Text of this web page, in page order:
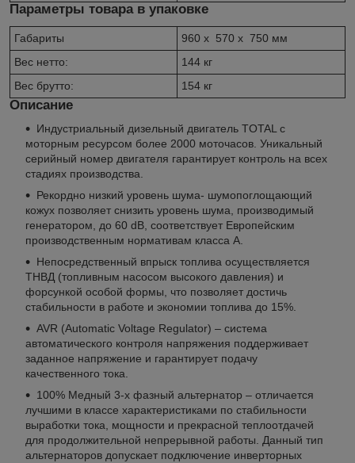
Параметры товара в упаковке
Габариты
960 x 570 x 750 мм
Вес нетто:
144 кг
Вес брутто:
154 кг
Описание
Индустриальный дизельный двигатель TOTAL с
моторным ресурсом более 2000 моточасов. Уникальный
серийный номер двигателя гарантирует контроль на всех
стадиях производства.
Рекордно низкий уровень шума- шумопоглощающий
кожух позволяет снизить уровень шума, производимый
генератором, до 60 dB, соответствует Европейским
производственным нормативам класса A.
Непосредственный впрыск топлива осуществляется
ТНВД (топливным насосом высокого давления) и
форсункой особой формы, что позволяет достичь
стабильности в работе и экономии топлива до 15%.
AVR (Automatic Voltage Regulator) – система
автоматического контроля напряжения поддерживает
заданное напряжение и гарантирует подачу
качественного тока.
100% Медный 3-х фазный альтернатор – отличается
лучшими в классе характеристиками по стабильности
выработки тока, мощности и прекрасной теплоотдачей
для продолжительной непрерывной работы. Данный тип
альтернаторов допускает подключение инверторных